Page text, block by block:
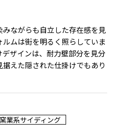
ながらも自立した存在感を見
ムは街を明るく照らしていま
ザインは、耐力壁部分を見分
えた隠された仕掛けでもあり
窯業系サイディング